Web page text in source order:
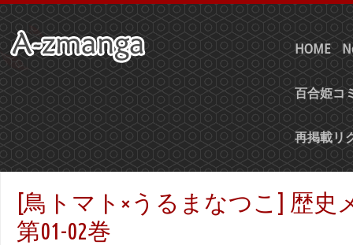
HOME
百合姫コ
再掲載リ
[鳥トマト×うるまなつこ] 歴史
第01-02巻